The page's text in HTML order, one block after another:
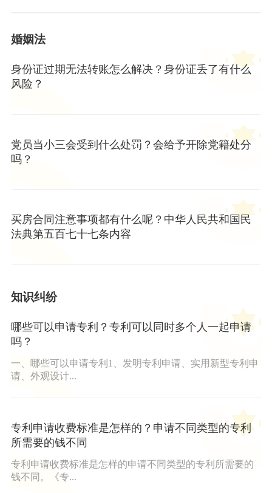
婚姻法
身份证过期无法转账怎么解决？身份证丢了有什么
风险？
党员当小三会受到什么处罚？会给予开除党籍处分
吗？
买房合同注意事项都有什么呢？中华人民共和国民
法典第五百七十七条内容
知识纠纷
哪些可以申请专利？专利可以同时多个人一起申请
吗？
一、哪些可以申请专利1、发明专利申请、实用新型专利申
请、外观设计...
专利申请收费标准是怎样的？申请不同类型的专利
所需要的钱不同
专利申请收费标准是怎样的申请不同类型的专利所需要的
钱不同。《专...